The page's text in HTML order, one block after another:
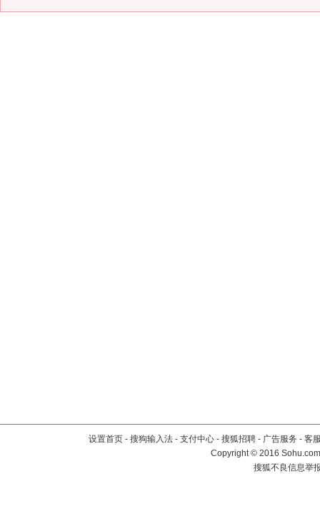
设置首页 - 搜狗输入法 - 支付中心 - 搜狐招聘 - 广告服务 - 客
Copyright©2016
搜狐不良信息举